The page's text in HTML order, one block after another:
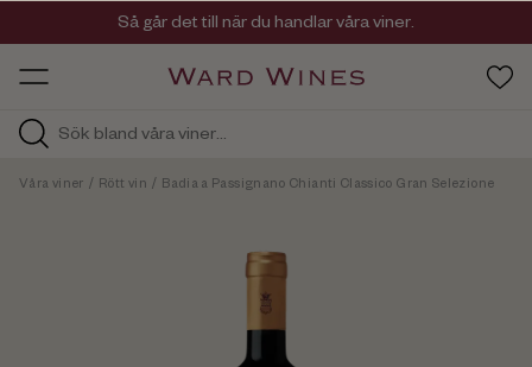
HOS
Viner med kvalitet, ursprung & personlighet
Så går det till när du handlar våra viner.
Våra viner / Rött vin / Badia a Passignano Chianti Classico Gran Selezione